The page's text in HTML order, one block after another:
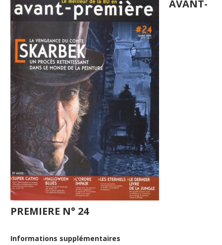
AVANT-
PREMIERE N° 24
Informations supplémentaires